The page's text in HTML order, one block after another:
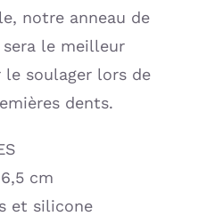
notre anneau de
sera le meilleur
soulager lors de
dents.
cm
et silicone